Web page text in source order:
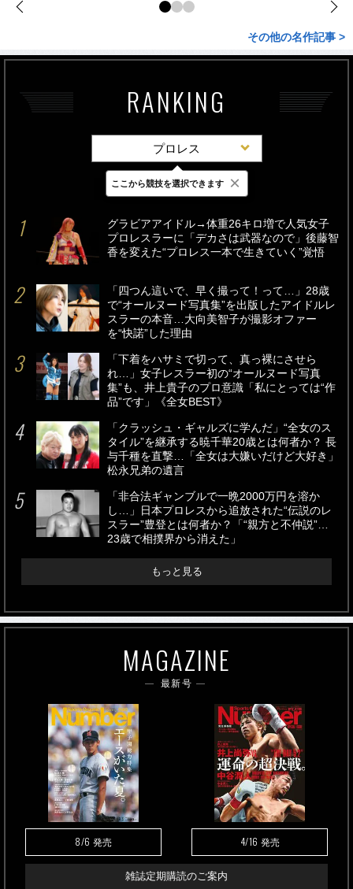
その他の名作記事 >
RANKING
プロレス
最新 24時間 週間
グラビアアイドル→体重26キロ増で人気女子
プロレスラーに「デカさは武器なので」後藤智
香を変えた“プロレス一本で生きていく”覚悟
「四つん這いで、早く撮って！って…」28歳
で“オールヌード写真集”を出版したアイドルレ
スラーの本音…大向美智子が撮影オファー
を“快諾”した理由
「下着をハサミで切って、真っ裸にさせら
れ…」女子レスラー初の“オールヌード写真
集”も、井上貴子のプロ意識「私にとっては“作
品”です」《全女BEST》
「クラッシュ・ギャルズに学んだ」“全女のス
タイル”を継承する暁千華20歳とは何者か？ 長
与千種を直撃…「全女は大嫌いだけど大好き」
松永兄弟の遺言
「非合法ギャンブルで一晩2000万円を溶か
し…」日本プロレスから追放された“伝説のレ
スラー”豊登とは何者か？「“親方と不仲説”…
23歳で相撲界から消えた」
もっと見る
MAGAZINE
最新号
8/6 発売 4/16 発売
雑誌定期購読のご案内
ここから競技を選択できます ×